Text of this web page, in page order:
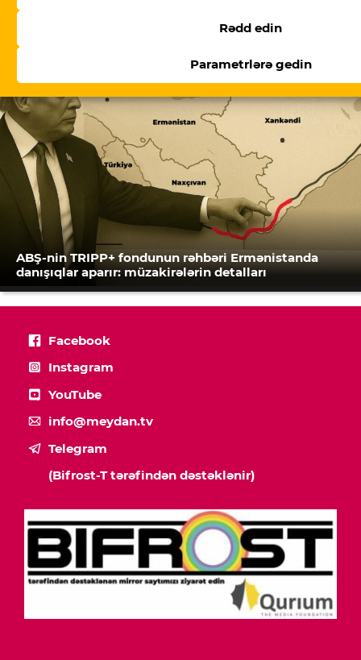
Rədd edin
Parametrlərə gedin
ABŞ-nin TRIPP+ fondunun rəhbəri Ermənistanda
danışıqlar aparır: müzakirələrin detalları
Facebook
Instagram
YouTube
info@meydan.tv
Telegram
(Bifrost-T tərəfindən dəstəklənir)